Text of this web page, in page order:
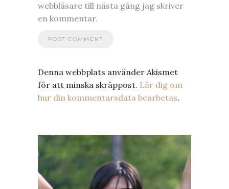
webbläsare till nästa gång jag skriver
en kommentar.
Denna webbplats använder Akismet
för att minska skräppost. Lär dig om
hur din kommentarsdata bearbetas.